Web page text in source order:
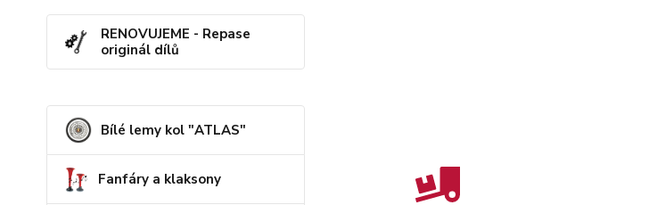
RENOVUJEME - Repase
originál dílů
Bílé lemy kol "ATLAS"
Fanfáry a klaksony